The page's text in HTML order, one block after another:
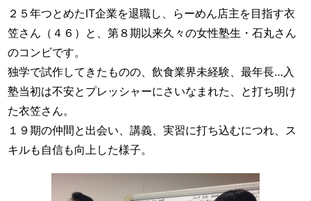
２５年つとめたIT企業を退職し、らーめん店主を目指す衣
笠さん（４６）と、第８期以来久々の女性塾生・石丸さん
のコンビです。
独学で試作してきたものの、飲食業界未経験、最年長…入
塾当初は不安とプレッシャーにさいなまれた、と打ち明け
た衣笠さん。
１９期の仲間と出会い、講義、実習に打ち込むにつれ、ス
キルも自信も向上した様子。